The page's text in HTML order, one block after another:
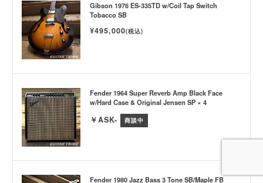
Gibson 1976 ES-335TD w/Coil Tap Switch
Tobacco SB
¥495,000(税込)
Fender 1964 Super Reverb Amp Black Face
w/Hard Case & Original Jensen SP × 4
￥ASK- 商談中
Fender 1980 Jazz Bass 3 Tone SB/Maple FB